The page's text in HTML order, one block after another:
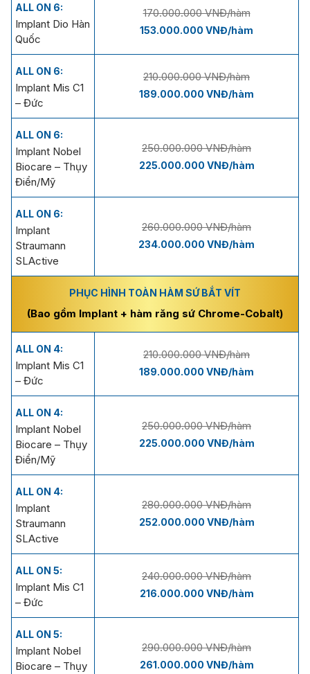
ALL ON 6:
Implant Dio Hàn
Quốc
170.000.000 VNĐ/hàm
153.000.000 VNĐ/hàm
ALL ON 6:
Implant Mis C1
– Đức
210.000.000 VNĐ/hàm
189.000.000 VNĐ/hàm
ALL ON 6:
Implant Nobel
Biocare – Thụy
Điển/Mỹ
250.000.000 VNĐ/hàm
225.000.000 VNĐ/hàm
ALL ON 6:
Implant
Straumann
SLActive
260.000.000 VNĐ/hàm
234.000.000 VNĐ/hàm
PHỤC HÌNH TOÀN HÀM SỨ BẮT VÍT
(Bao gồm Implant + hàm răng sứ Chrome-Cobalt)
ALL ON 4:
Implant Mis C1
– Đức
210.000.000 VNĐ/hàm
189.000.000 VNĐ/hàm
ALL ON 4:
Implant Nobel
Biocare – Thụy
Điển/Mỹ
250.000.000 VNĐ/hàm
225.000.000 VNĐ/hàm
ALL ON 4:
Implant
Straumann
SLActive
280.000.000 VNĐ/hàm
252.000.000 VNĐ/hàm
ALL ON 5:
Implant Mis C1
– Đức
240.000.000 VNĐ/hàm
216.000.000 VNĐ/hàm
ALL ON 5:
Implant Nobel
Biocare – Thụy
290.000.000 VNĐ/hàm
261.000.000 VNĐ/hàm